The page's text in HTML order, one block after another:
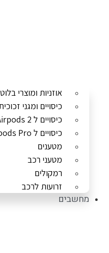
אוזניות ומוצרי בלוטוט
כיסויים ומגני זכוכית
כיסויים ל Airpods 2
כיסויים ל Airpods Pro
מטענים
מטעני רכב
רמקולים
זרועות לרכב
מחשבים